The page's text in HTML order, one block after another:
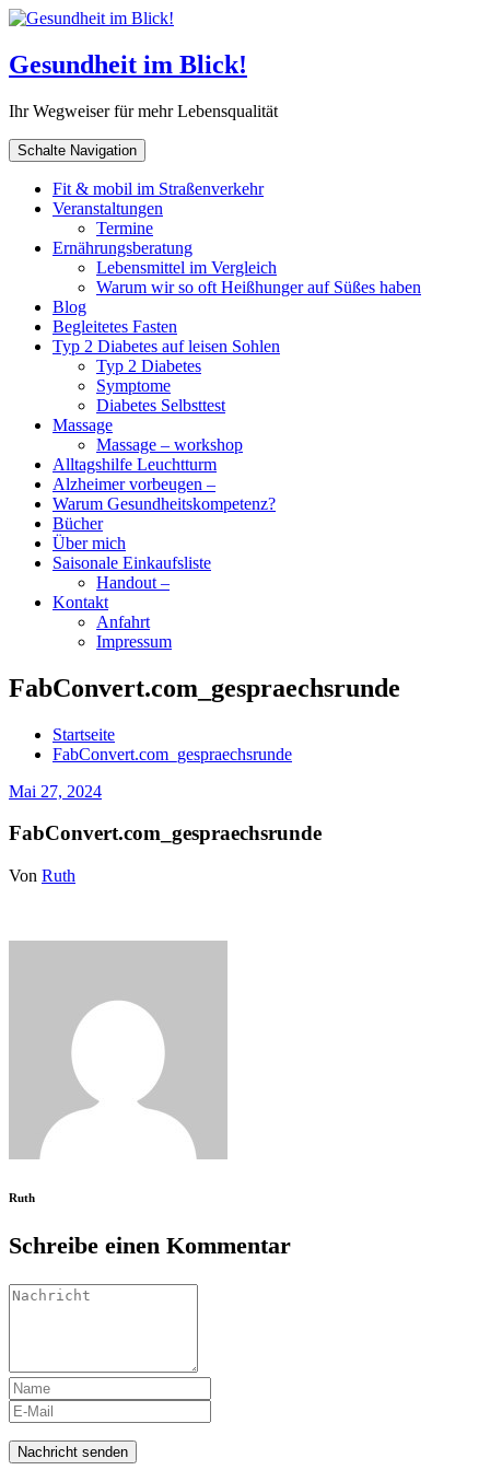
Gesundheit im Blick!
Ihr Wegweiser für mehr Lebensqualität
Schalte Navigation
Fit & mobil im Straßenverkehr
Veranstaltungen
Termine
Ernährungsberatung
Lebensmittel im Vergleich
Warum wir so oft Heißhunger auf Süßes haben
Blog
Begleitetes Fasten
Typ 2 Diabetes auf leisen Sohlen
Typ 2 Diabetes
Symptome
Diabetes Selbsttest
Massage
Massage – workshop
Alltagshilfe Leuchtturm
Alzheimer vorbeugen –
Warum Gesundheitskompetenz?
Bücher
Über mich
Saisonale Einkaufsliste
Handout –
Kontakt
Anfahrt
Impressum
FabConvert.com_gespraechsrunde
Startseite
FabConvert.com_gespraechsrunde
Mai 27, 2024
FabConvert.com_gespraechsrunde
Von Ruth
Ruth
Schreibe einen Kommentar